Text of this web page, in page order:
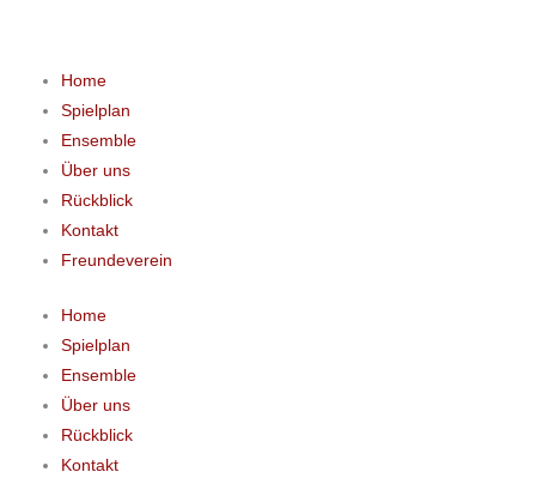
springenHome
Spielplan
Ensemble
Über uns
Rückblick
Kontakt
Freundeverein
Home
Spielplan
Ensemble
Über uns
Rückblick
Kontakt